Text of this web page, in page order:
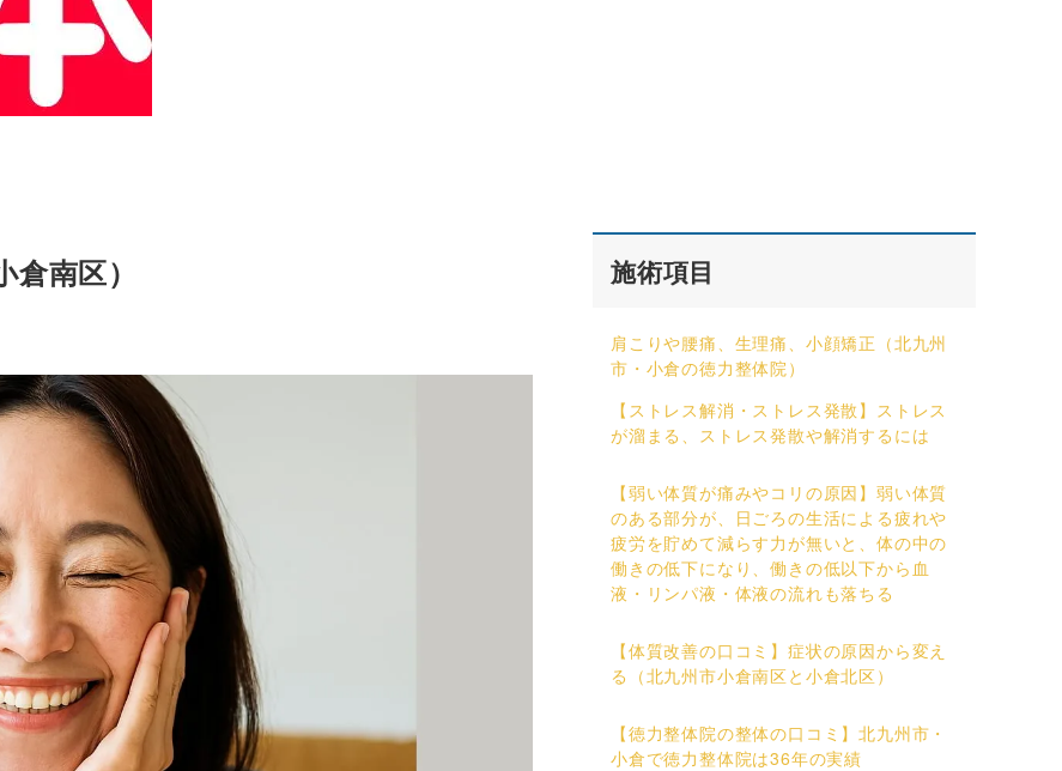
南区） 施術項目
肩こりや腰痛、生理痛、小顔矯正（北九州
市・小倉の徳力整体院）
【ストレス解消・ストレス発散】ストレス
が溜まる、ストレス発散や解消するには
【弱い体質が痛みやコリの原因】弱い体質
のある部分が、日ごろの生活による疲れや
疲労を貯めて減らす力が無いと、体の中の
働きの低下になり、働きの低以下から血
液・リンパ液・体液の流れも落ちる
【体質改善の口コミ】症状の原因から変え
る（北九州市小倉南区と小倉北区）
【徳力整体院の整体の口コミ】北九州市・
小倉で徳力整体院は36年の実績